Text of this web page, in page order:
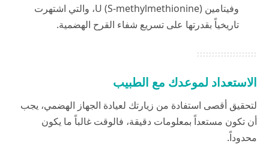
وفيتامين U (S-methylmethionine)، والتي اشتهرت
تاريخياً بقدرتها على تسريع شفاء القرح الهضمية.
الاستعداد لموعدك مع الطبيب
لتحقيق أقصى استفادة من زيارتك لعيادة الجهاز الهضمي، يجب
أن تكون مستعداً بمعلومات دقيقة، فالوقت غالباً ما يكون
محدوداً.